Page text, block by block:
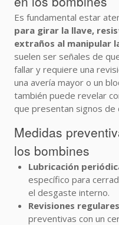
Es fundamental estar
para girar la llave,
extraños al manipular
suelen ser señales de
fallar y requiere una
una avería mayor o un
también puede revelar
que presentan signos de
Medidas
los bombines
Lubricación
específico para
el desgaste interno.
Revisiones regulares
preventivas con un